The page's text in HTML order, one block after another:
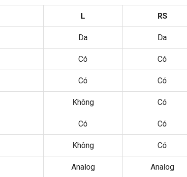
L RS
Da Da
Có Có
Có Có
Không Có
Có Có
Không Có
Analog Analog